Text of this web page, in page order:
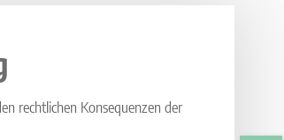
rechtlichen Konsequenzen der